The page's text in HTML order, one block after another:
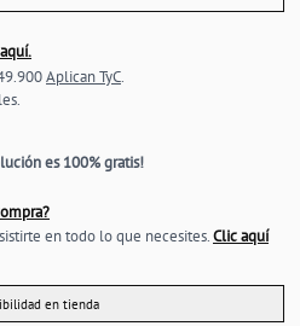
Aplican TyC.
es 100% gratis!
en todo lo que necesites.Clic aquí
en tienda